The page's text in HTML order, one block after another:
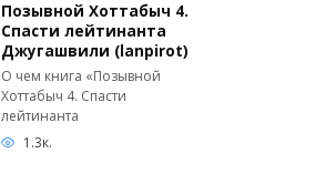
Позывной Хоттабыч 4.
Спасти лейтинанта
Джугашвили (lanpirot)
О чем книга «Позывной
Хоттабыч 4. Спасти
лейтинанта
1.3к.